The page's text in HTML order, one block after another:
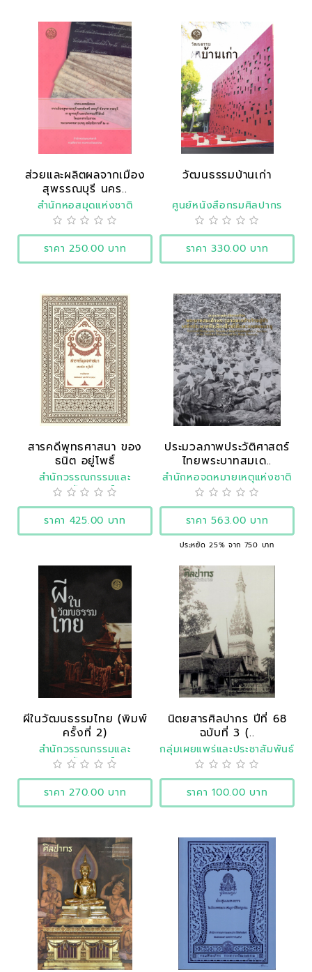
ส่วยและผลิตผลจากเมือง
สุพรรณบุรี นคร..
สำนักหอสมุดแห่งชาติ
ราคา 250.00 บาท
วัฒนธรรมบ้านเก่า
ศูนย์หนังสือกรมศิลปากร
ราคา 330.00 บาท
สารคดีพุทธศาสนา ของ
ธนิต อยู่โพธิ์
สำนักวรรณกรรมและ
ประวัติศาสตร์
ราคา 425.00 บาท
ประมวลภาพประวัติศาสตร์
ไทยพระบาทสมเด..
สำนักหอจดหมายเหตุแห่งชาติ
ราคา 563.00 บาท
ประหยัด 25% จาก 750 บาท
ผีในวัฒนธรรมไทย (พิมพ์
ครั้งที่ 2)
สำนักวรรณกรรมและ
ประวัติศาสตร์
ราคา 270.00 บาท
นิตยสารศิลปากร ปีที่ 68
ฉบับที่ 3 (..
กลุ่มเผยแพร่และประชาสัมพันธ์
ราคา 100.00 บาท